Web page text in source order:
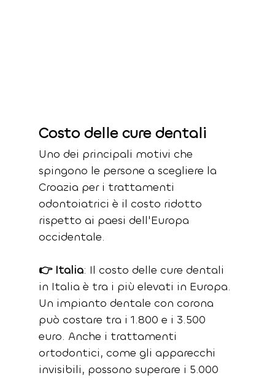
Costo delle cure dentali
Uno dei principali motivi che
spingono le persone a scegliere la
Croazia per i trattamenti
odontoiatrici è il costo ridotto
rispetto ai paesi dell'Europa
occidentale.
👉 Italia: Il costo delle cure dentali
in Italia è tra i più elevati in Europa.
Un impianto dentale con corona
può costare tra i 1.800 e i 3.500
euro. Anche i trattamenti
ortodontici, come gli apparecchi
invisibili, possono superare i 5.000